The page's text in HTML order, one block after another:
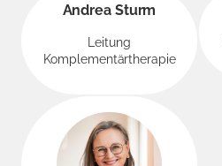
Andrea Sturm
Leitung
Komplementärtherapie